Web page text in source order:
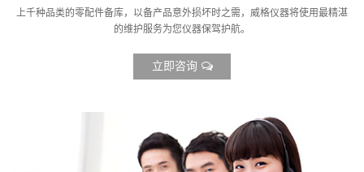
上千种品类的零配件备库，以备产品意外损坏时之需，威格仪器将使用最精湛
的维护服务为您仪器保驾护航。
立即咨询